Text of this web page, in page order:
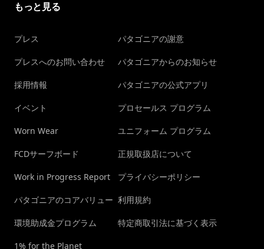
もっと見る
プレス
プレスへのお問い合わせ
採用情報
イベント
Worn Wear
FCDサーフボード
Work in Progress Report
パタゴニアのコアバリュー
環境助成金プログラム
1% for the Planet
パタゴニアの謝意
パタゴニアからのお知らせ
パタゴニアの公式アプリ
プロセールス プログラム
ユニフォーム プログラム
正規取扱店について
プライバシーポリシー
利用規約
特定商取引法に基づく表示